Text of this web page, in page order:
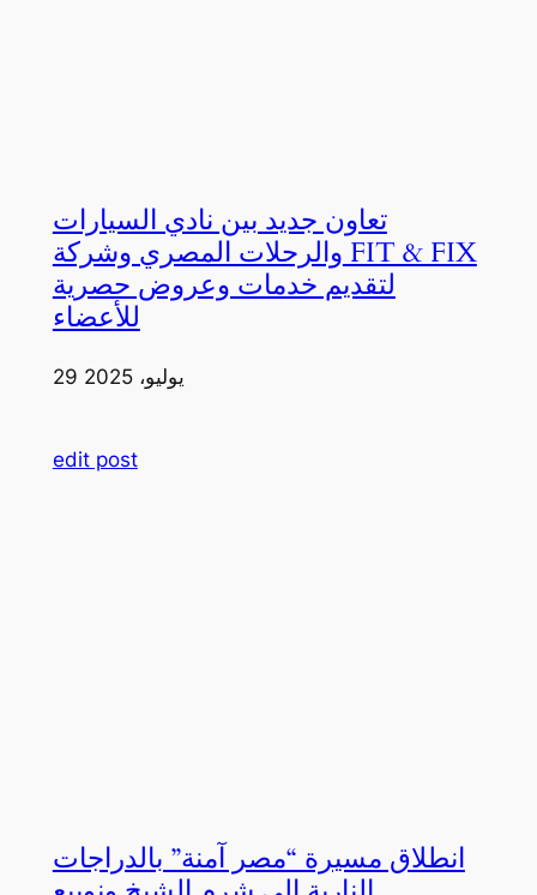
تعاون جديد بين نادي السيارات
والرحلات المصري وشركة FIT & FIX
لتقديم خدمات وعروض حصرية
للأعضاء
29 يوليو، 2025
edit post
انطلاق مسيرة “مصر آمنة” بالدراجات